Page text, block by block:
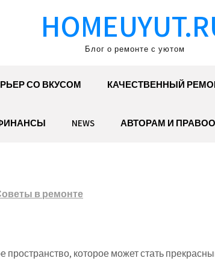
Блог о ремонте с уютом
СО ВКУСОМ КАЧЕСТВЕННЫЙ
NEWS АВТОРАМ И
в ремонте
пространство, которое может стать